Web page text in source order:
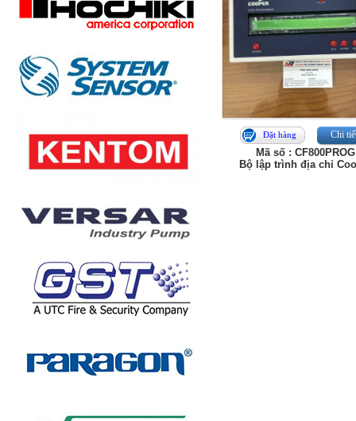
Đặt hàng Chi
Mã số : CF800PROG
Bộ lập trình địa chỉ